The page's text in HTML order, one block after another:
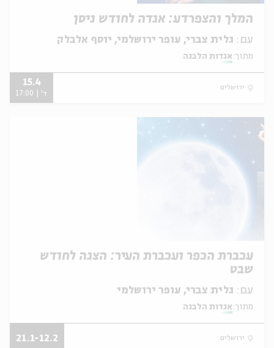
המלך והצפרדע: אגדה לחודש ניסן
עם:
מתוך: אגדות הלבנה
ירושלים
15.4
ד' | 17:00
עכברת הכפר ועכברת העיר: הצגה לחודש
שבט
עם:
מתוך: אגדות הלבנה
ירושלים 21.1-12.2